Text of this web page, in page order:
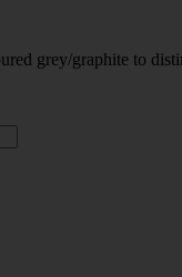
grey/graphite to